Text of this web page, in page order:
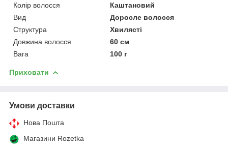
Колір волосся
Каштановий
Вид
Доросле волосся
Структура
Хвилясті
Довжина волосся
60 см
Вага
100 г
Приховати
Умови доставки
Нова Пошта
Магазини Rozetka